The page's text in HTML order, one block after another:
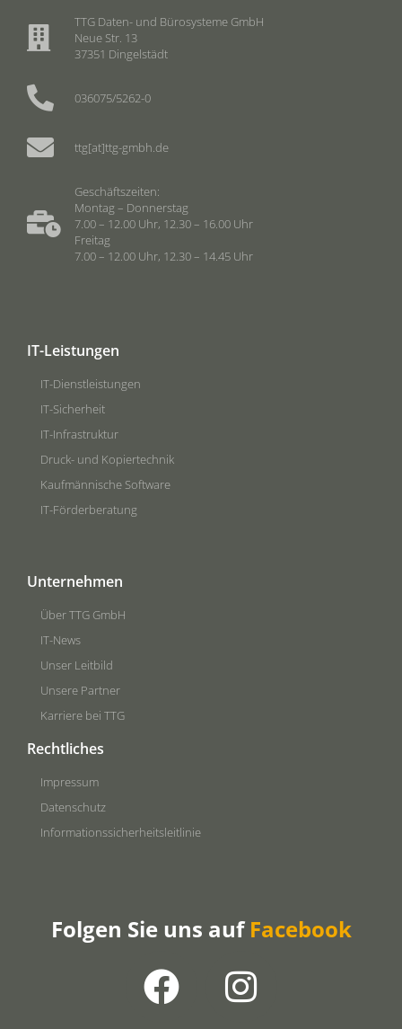
TTG Daten- und Bürosysteme GmbH
Neue Str. 13
37351 Dingelstädt
036075/5262-0
ttg[at]ttg-gmbh.de
Geschäftszeiten:
Montag – Donnerstag
7.00 – 12.00 Uhr, 12.30 – 16.00 Uhr
Freitag
7.00 – 12.00 Uhr, 12.30 – 14.45 Uhr
IT-Leistungen
IT-Dienstleistungen
IT-Sicherheit
IT-Infrastruktur
Druck- und Kopiertechnik
Kaufmännische Software
IT-Förderberatung
Unternehmen
Über TTG GmbH
IT-News
Unser Leitbild
Unsere Partner
Karriere bei TTG
Rechtliches
Impressum
Datenschutz
Informationssicherheitsleitlinie
Folgen Sie uns auf Facebook